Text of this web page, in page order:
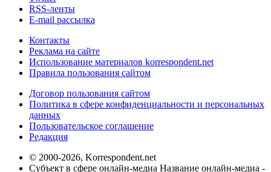
RSS-ленты
E-mail рассылка
Контакты
Реклама на сайте
Использование материалов korrespondent.net
Правила пользования сайтом
Договор пользования сайтом
Политика в сфере конфиденциальности и персональных
данных
Пользовательское соглашение
Редакция
© 2000-2026, Korrespondent.net
Субъект в сфере онлайн-медиа Название онлайн-медиа -